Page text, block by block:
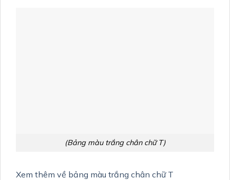
(Bảng màu trắng chân chữ T)
Xem thêm về bảng màu trắng chân chữ T